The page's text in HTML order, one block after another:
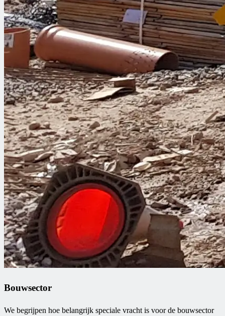
Bouwsector
We begrijpen hoe belangrijk speciale vracht is voor de bouwsector